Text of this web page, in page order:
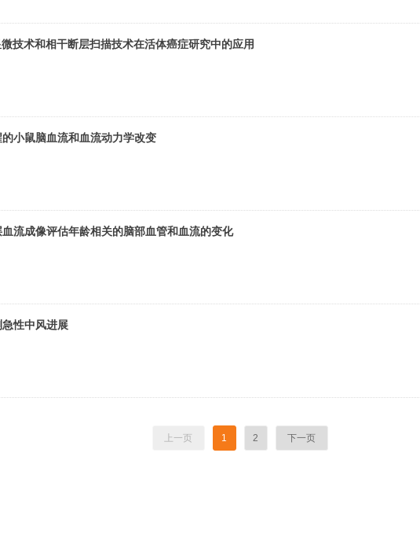
技术和相干断层扫描技术在活体癌症研究中的应用
小鼠脑血流和血流动力学改变
流成像评估年龄相关的脑部血管和血流的变化
性中风进展
上一页 1 2 下一页